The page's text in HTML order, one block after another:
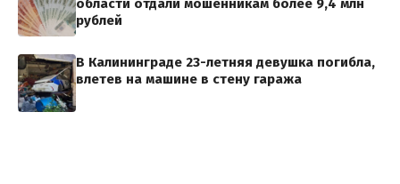
области отдали мошенникам более 9,4 млн
рублей
В Калининграде 23-летняя девушка погибла,
влетев на машине в стену гаража